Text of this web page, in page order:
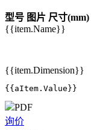
型号 图片 尺寸(mm)
{{item.Name}}
{{item.Dimension}}
{{aItem.Value}}
PDF
询价